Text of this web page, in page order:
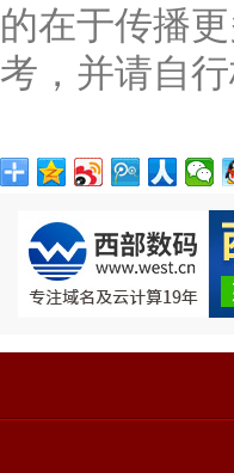
的在于传播
考，并请自行